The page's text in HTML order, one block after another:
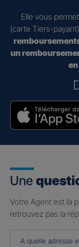
Elle vous
(carte Tiers-
un
Une
Votre Agent est là
retrouvez pas la
A quelle adresse